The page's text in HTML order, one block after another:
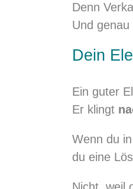
Denn
Und
Dein
Ein guter
Er klingt
Wenn du
du eine